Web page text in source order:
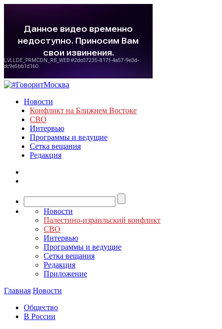
Новости
Конфликт на Ближнем Востоке
СВО
Интервью
Программы и ведущие
Сетка вещания
Редакция
Новости
Палестино-израильский конфликт
СВО
Интервью
Программы и ведущие
Сетка вещания
Редакция
Приложение
Главная Новости
Общество
В России